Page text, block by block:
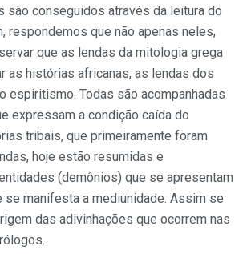
são conseguidos através da leitura do
respondemos que não apenas neles,
que as len­das da mitologia grega
as histórias africanas, as lendas dos
espiritismo. Todas são acompanhadas
ex­pressam a condição caída do
tribais, que primeiramente foram
hoje estão resu­midas e
(de­mônios) que se apresentam
manifesta a mediunidade. Assim se
das adi­vinhações que ocorrem nas